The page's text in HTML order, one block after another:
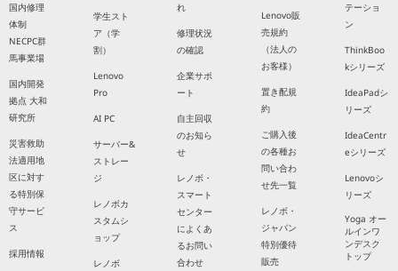
国内修理
体制
NECPC群
馬事業場
国内開発
拠点 大和
研究所
災害救助
法適用地
区に対す
る特別保
守サービ
ス
採用情報
学生スト
ア（学
割）
Lenovo
Pro
AI PC
サーバー&
ストレー
ジ
レノボカ
スタムシ
ョップ
レノボ
れ
修理状況
の確認
企業サポ
ート
自主回収
のお知ら
せ
レノボ・
スマート
センター
によくあ
るお問い
合わせ
Lenovo販
売規約
（法人の
お客様）
置き配規
約
ご購入後
の各種お
問い合わ
せ先一覧
レノボ・
ジャパン
特別優待
販売
テーショ
ン
ThinkBoo
kシリーズ
IdeaPadシ
リーズ
IdeaCentr
eシリーズ
Lenovoシ
リーズ
Yoga オー
ルインワ
ンデスク
トップ